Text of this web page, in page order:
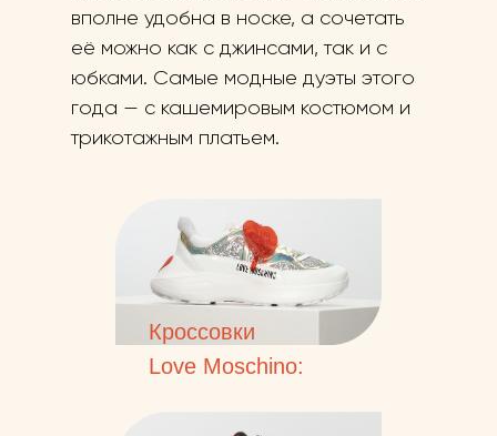
вполне удобна в носке, а сочетать
её можно как с джинсами, так и с
юбками. Самые модные дуэты этого
года — с кашемировым костюмом и
трикотажным платьем.
Кроссовки
Love Moschino: